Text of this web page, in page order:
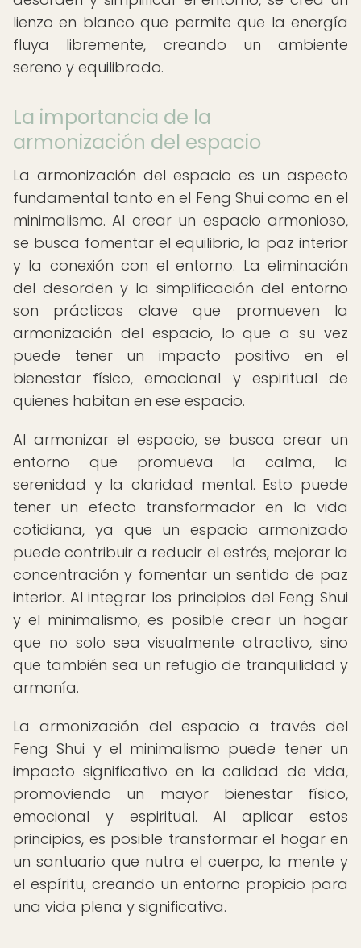
lienzo en blanco que permite que la energía
fluya libremente, creando un ambiente
sereno y equilibrado.
La importancia de la
armonización del espacio
La armonización del espacio es un aspecto
fundamental tanto en el Feng Shui como en el
minimalismo. Al crear un espacio armonioso,
se busca fomentar el equilibrio, la paz interior
y la conexión con el entorno. La eliminación
del desorden y la simplificación del entorno
son prácticas clave que promueven la
armonización del espacio, lo que a su vez
puede tener un impacto positivo en el
bienestar físico, emocional y espiritual de
quienes habitan en ese espacio.
Al armonizar el espacio, se busca crear un
entorno que promueva la calma, la
serenidad y la claridad mental. Esto puede
tener un efecto transformador en la vida
cotidiana, ya que un espacio armonizado
puede contribuir a reducir el estrés, mejorar la
concentración y fomentar un sentido de paz
interior. Al integrar los principios del Feng Shui
y el minimalismo, es posible crear un hogar
que no solo sea visualmente atractivo, sino
que también sea un refugio de tranquilidad y
armonía.
La armonización del espacio a través del
Feng Shui y el minimalismo puede tener un
impacto significativo en la calidad de vida,
promoviendo un mayor bienestar físico,
emocional y espiritual. Al aplicar estos
principios, es posible transformar el hogar en
un santuario que nutra el cuerpo, la mente y
el espíritu, creando un entorno propicio para
una vida plena y significativa.